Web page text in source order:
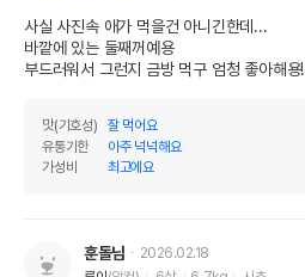
상품 필수 정보
법에 의한 인증,허가 등을
제조국 또는 원산지
사실 사진속 애가 먹을건 아니긴한데...
바깥에 있는 둘째꺼예용
부드러워서 그런지 금방 먹구 엄청 좋아해용!
맛(기호성)
잘 먹어요
유통기한
아주 넉넉해요
가성비
최고에요
훈돌님
2026.02.18